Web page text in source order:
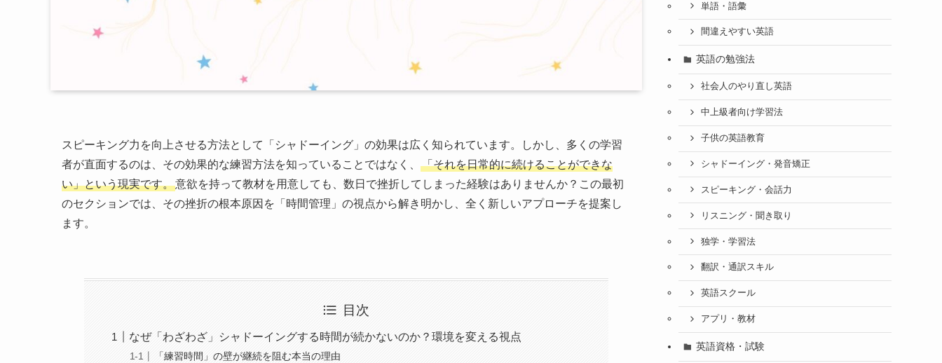
スピーキング力を向上させる方法として「シャドーイング」の効果は広く知られています。しかし、多くの学習
者が直面するのは、その効果的な練習方法を知っていることではなく、
「それを日常的に続けることができな
い」という現実です。意欲を持って教材を用意しても、数日で挫折してしまった経験はありませんか？この最初
のセクションでは、その挫折の根本原因を「時間管理」の視点から解き明かし、全く新しいアプローチを提案し
ます。
目次
なぜ「わざわざ」シャドーイングする時間が続かないのか？環境を変える視点
「練習時間」の壁が継続を阻む本当の理由
単語・語彙
間違えやすい英語
英語の勉強法
社会人のやり直し英語
中上級者向け学習法
子供の英語教育
シャドーイング・発音矯正
スピーキング・会話力
リスニング・聞き取り
独学・学習法
翻訳・通訳スキル
英語スクール
アプリ・教材
英語資格・試験